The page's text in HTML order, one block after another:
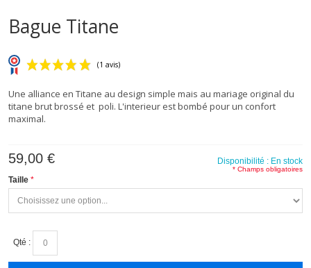
Bague Titane
Une alliance en Titane au design simple mais au mariage original du
titane brut brossé et poli. L'interieur est bombé pour un confort
maximal.
Disponibilité : En stock
59,00 €
Taille
* Champs obligatoires
Qté :